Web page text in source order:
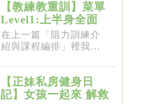
【教練教重訓】菜單
Level1:上半身全面
增肌雕塑
在上一篇「阻力訓練介
紹與課程編排」裡我們
【正妹私房健身日
記】女孩一起來 解救